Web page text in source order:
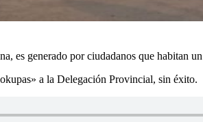
es generado por ciudadanos que habitan
a la Delegación Provincial, sin éxito.